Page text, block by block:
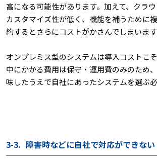
高になる可能性があります。加えて、クラ
カスタマイズ性が低く、機能を補うために
約するとさらにコストがかさんでしまいます
オンプレミス型のシステムは導入コストこ
中にかかる費用は保守・運用費のみのため
味したうえで自社にあったシステムを選ぶ必
3-3. 障害時などに自社で対応ができない